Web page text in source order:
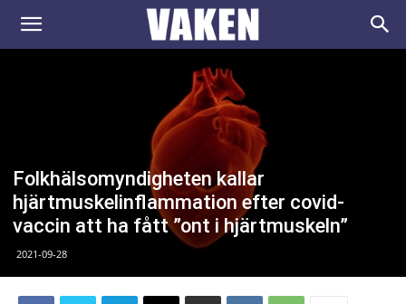
VAKEN.se
Folkhälsomyndigheten kallar
hjärtmuskelinflammation efter covid-
vaccin att ha fått ”ont i hjärtmuskeln”
2021-09-28